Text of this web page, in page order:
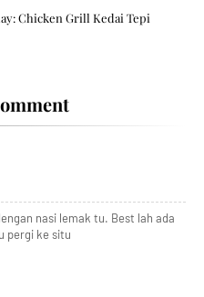
Chicken Grill Kedai Tepi
nasi lemak tu. Best lah ada
pergi ke situ